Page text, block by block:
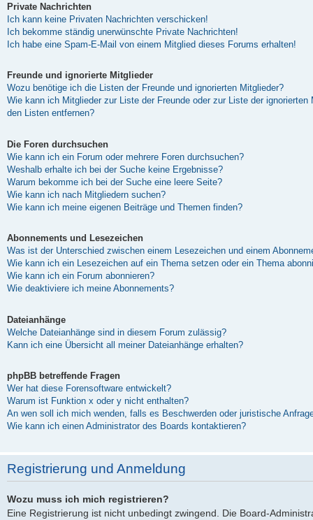
Private Nachrichten
Ich kann keine Privaten Nachrichten verschicken!
Ich bekomme ständig unerwünschte Private Nachrichten!
Ich habe eine Spam-E-Mail von einem Mitglied dieses Forums erhalten!
Freunde und ignorierte Mitglieder
Wozu benötige ich die Listen der Freunde und ignorierten Mitglieder?
Wie kann ich Mitglieder zur Liste der Freunde oder zur Liste der
den Listen entfernen?
Die Foren durchsuchen
Wie kann ich ein Forum oder mehrere Foren durchsuchen?
Weshalb erhalte ich bei der Suche keine Ergebnisse?
Warum bekomme ich bei der Suche eine leere Seite?
Wie kann ich nach Mitgliedern suchen?
Wie kann ich meine eigenen Beiträge und Themen finden?
Abonnements und Lesezeichen
Was ist der Unterschied zwischen einem Lesezeichen und einem
Wie kann ich ein Lesezeichen auf ein Thema setzen oder ein Thema
Wie kann ich ein Forum abonnieren?
Wie deaktiviere ich meine Abonnements?
Dateianhänge
Welche Dateianhänge sind in diesem Forum zulässig?
Kann ich eine Übersicht all meiner Dateianhänge erhalten?
phpBB betreffende Fragen
Wer hat diese Forensoftware entwickelt?
Warum ist Funktion x oder y nicht enthalten?
An wen soll ich mich wenden, falls es Beschwerden oder juristische
Wie kann ich einen Administrator des Boards kontaktieren?
Registrierung und Anmeldung
Wozu muss ich mich registrieren?
Eine Registrierung ist nicht unbedingt zwingend. Die Board-